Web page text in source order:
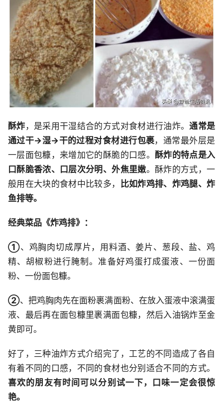
酥炸 ，是采用干湿结合的方式对食材进行油炸。通常是
通过干→湿→干的过程对食材进行包裹，通常最外层是
一层面包糠，来增加它的酥脆的口感。 酥炸的特点是入
口酥脆香浓、口层次分明、外焦里嫩。酥炸的方式，一
般用在大块的食材中比较多， 比如炸鸡排、炸鸡腿、炸
鱼排等。
经典菜品《炸鸡排》：
①、鸡胸肉切成厚片，用料酒、姜片、葱段、盐、鸡
精、胡椒粉进行腌制。准备好鸡蛋打成蛋液、一份面
粉、一份面包糠。
②、把鸡胸肉先在面粉裹满面粉、在放入蛋液中滚满蛋
液、最后再在面包糠里裹满面包糠，然后入油锅炸至金
黄即可。
好了，三种油炸方式介绍完了，工艺的不同造成了各自
有着不同的口感，不同的食材也分别适合不同的方式。
喜欢的朋友有时间可以分别试一下，口味一定会很惊
艳。